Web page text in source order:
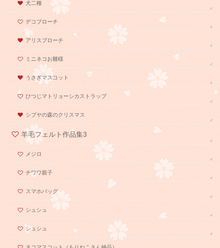
犬二種
デコブローチ
アリスブローチ
ミニネコお雛様
うさぎマスコット
ひつじマトリョーシカストラップ
シブヤの森のクリスマス
羊毛フェルト作品集3
メジロ
チワワ親子
スマホバッグ
シュシュ
シュシュ
ネコマスコット（もりねこさん納品）